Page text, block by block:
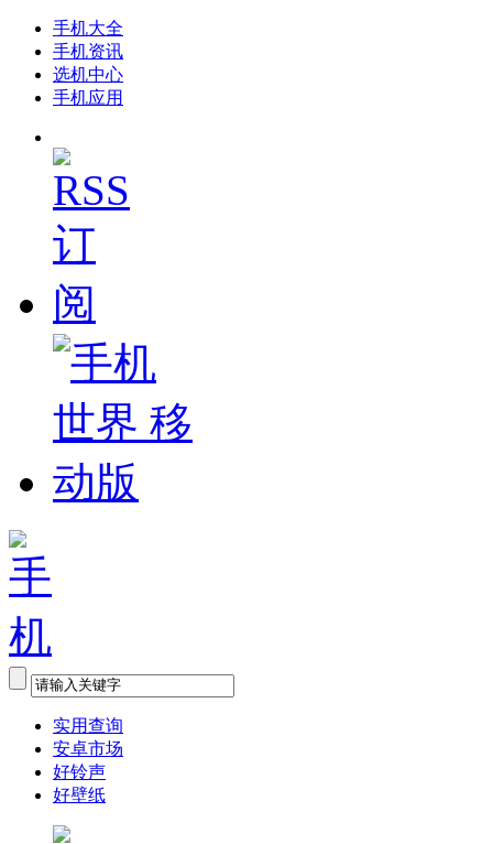
手机大全
手机资讯
选机中心
手机应用
实用查询
安卓市场
好铃声
好壁纸